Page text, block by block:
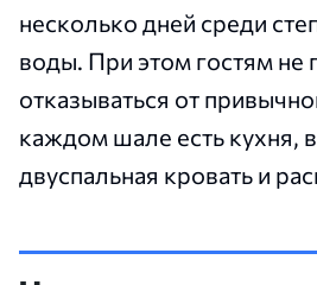
несколько дней среди
воды. При этом гостям не
отказываться от
каждом шале есть кухня,
двуспальная кровать и